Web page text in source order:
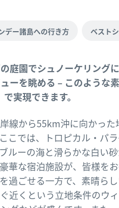
デー諸島への行き方 ベスト
庭園でシュノーケリング
ーを眺める – このような
実現できます。
線から55km沖に向かっ
こでは、トロピカル・パ
ルーの海と滑らかな白い
華な宿泊施設が、皆様を
過ごせる一方で、素晴ら
近くという立地条件のウ